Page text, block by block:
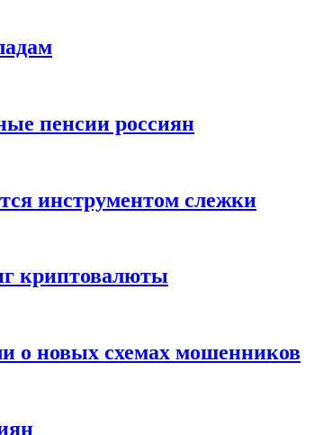
пенсии россиян
инструментом слежки
криптовалюты
о новых схемах мошенников